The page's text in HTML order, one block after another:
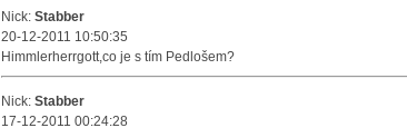
Nick: Stabber
20-12-2011 10:50:35
Himmlerherrgott,co je s tím Pedlošem?
Nick: Stabber
17-12-2011 00:24:28